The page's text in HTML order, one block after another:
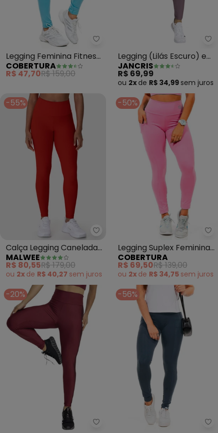
Cobertura - Legging Feminina
Legging Feminina Fitness
(Azul)
COBERTURA
R$ 47,70R$ 159,00
Legging (Lilás Escuro) em
Malha com Elastano
JANCRIS
R$ 69,99
ou 2x de R$ 34,99 sem juros
-55%
Malwee - Calça Legging
Calça Legging Canelada
Active (Vermelho)
MALWEE
R$ 80,55R$ 179,00
ou 2x de R$ 40,27 sem juros
-50%
Legging Suplex Feminina
(Rosa )
COBERTURA
R$ 69,50R$ 139,00
ou 2x de R$ 34,75 sem juros
-20%
Jancris - Legging (Bordô) em
-56%